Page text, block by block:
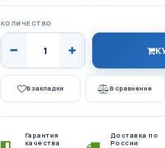
КОЛИЧЕСТВО
В закладки В сравнение
Гарантия
качества
Доставка по
России